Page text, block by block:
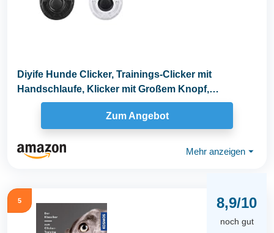
Diyife Hunde Clicker, Trainings-Clicker mit
Handschlaufe, Klicker mit Großem Knopf,
Hundeerziehung...
Zum Angebot
Mehr anzeigen ⏷
5 8,9/10
noch gut